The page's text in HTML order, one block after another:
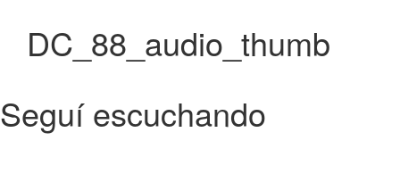
DC_88_audio_thumb
Seguí escuchando